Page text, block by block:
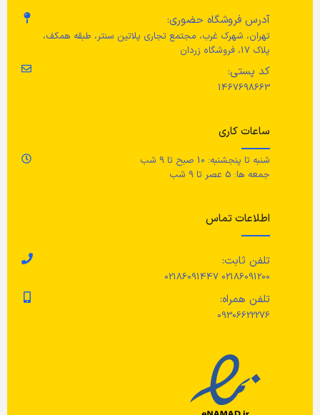
آدرس فروشگاه حضوری:
تهران، شهرک غرب، مجتمع تجاری پلاتین سنتر، طبقه همکف،
پلاک 17، فروشگاه زردان
کد پستی:
1467698663
ساعات کاری
شنبه تا پنجشنبه: 10 صبح تا 9 شب
جمعه ها: 5 عصر تا 9 شب
اطلاعات تماس
تلفن ثابت:
02186091200 02186091447
تلفن همراه:
09306622276